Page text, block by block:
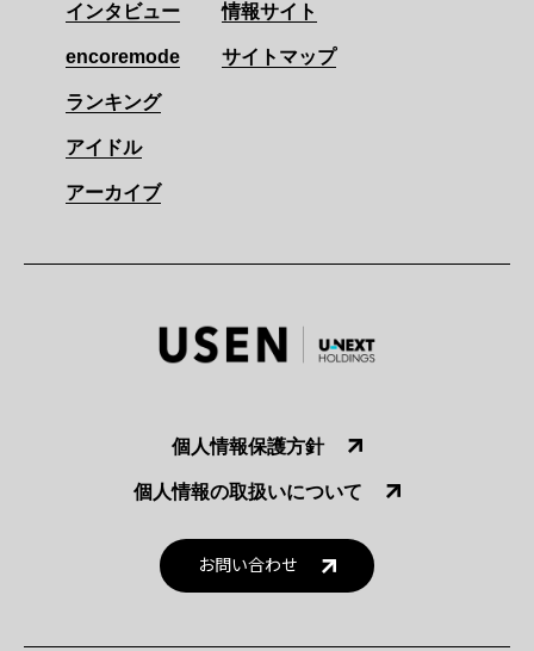
インタビュー
encoremode
ランキング
アイドル
アーカイブ
情報サイト
サイトマップ
個人情報保護方針
個人情報の取扱いについて
お問い合わせ